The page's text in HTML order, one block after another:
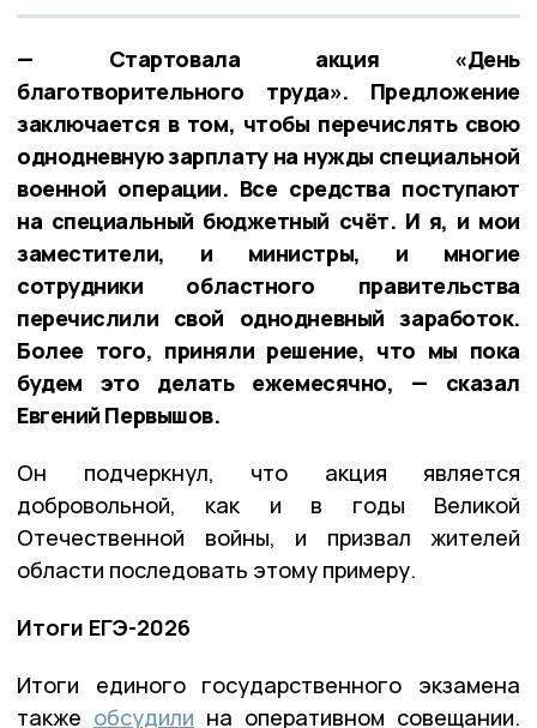
— Стартовала акция «День
благотворительного труда». Предложение
заключается в том, чтобы перечислять свою
однодневную зарплату на нужды специальной
военной операции. Все средства поступают
на специальный бюджетный счёт. И я, и мои
заместители, и министры, и многие
сотрудники областного правительства
перечислили свой однодневный заработок.
Более того, приняли решение, что мы пока
будем это делать ежемесячно, — сказал
Евгений Первышов.
Он подчеркнул, что акция является
добровольной, как и в годы Великой
Отечественной войны, и призвал жителей
области последовать этому примеру.
Итоги ЕГЭ-2026
Итоги единого государственного экзамена
также обсудили на оперативном совещании.